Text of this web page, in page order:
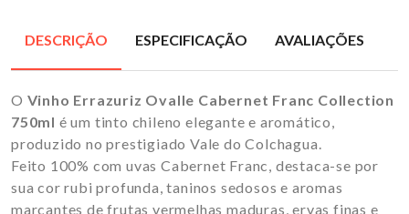
DESCRIÇÃO ESPECIFICAÇÃO AVALIAÇÕES
O Vinho Errazuriz Ovalle Cabernet Franc Collection
750ml é um tinto chileno elegante e aromático,
produzido no prestigiado Vale do Colchagua.
Feito 100% com uvas Cabernet Franc, destaca-se por
sua cor rubi profunda, taninos sedosos e aromas
marcantes de frutas vermelhas maduras, ervas finas e